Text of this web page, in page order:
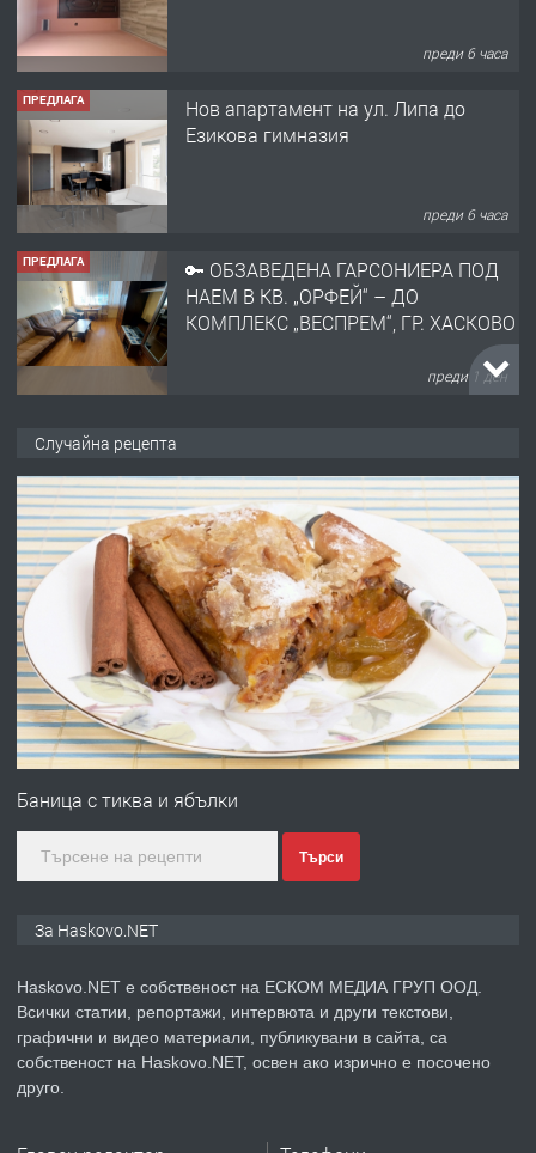
преди 6 часа
ПРЕДЛАГА
Нов апартамент на ул. Липа до
Езикова гимназия
преди 6 часа
ПРЕДЛАГА
🔑 ОБЗАВЕДЕНА ГАРСОНИЕРА ПОД
НАЕМ В КВ. „ОРФЕЙ“ – ДО
КОМПЛЕКС „ВЕСПРЕМ“, ГР. ХАСКОВО
преди 1 ден
АПАРТАМЕНТ В ЦЕНТЪРА НА ГР.
ХАСКОВО
преди 2 дни
ПРЕДЛАГА Давам гараж под наем
преди 2 дни
ПРЕДЛАГА
№4120 Магазин/Офис под наем в кв.
градската градина!
преди 3 дни
ПРЕДЛАГА
Продавам парцел в гр. Хасково кв.
Случайна рецепта
Баница с тиква и ябълки
Търси
За Haskovo.NET
Haskovo.NET е собственост на ЕСКОМ МЕДИА ГРУП ООД.
Всички статии, репортажи, интервюта и други текстови,
графични и видео материали, публикувани в сайта, са
собственост на Haskovo.NET, освен ако изрично е посочено
друго.